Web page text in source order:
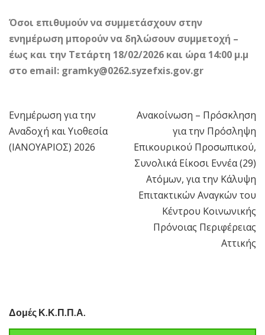
Όσοι επιθυμούν να συμμετάσχουν στην
ενημέρωση μπορούν να δηλώσουν συμμετοχή –
έως και την Τετάρτη 18/02/2026 και ώρα 14:00 μ.μ
στο email: gramky@0262.syzefxis.gov.gr
Πλοήγηση
άρθρων
Ενημέρωση για την
Αναδοχή και Υιοθεσία
(ΙΑΝΟΥΑΡΙΟΣ) 2026
Ανακοίνωση – Πρόσκληση
για την Πρόσληψη
Επικουρικού Προσωπικού,
Συνολικά Είκοσι Εννέα (29)
Ατόμων, για την Κάλυψη
Επιτακτικών Αναγκών του
Κέντρου Κοινωνικής
Πρόνοιας Περιφέρειας
Αττικής
Δομές Κ.Κ.Π.Π.Α.